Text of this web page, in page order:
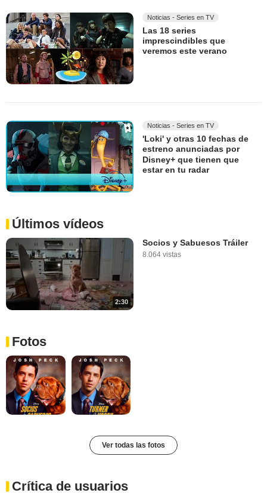
Noticias - Series en TV
Las 18 series
imprescindibles que
veremos este verano
Noticias - Series en TV
'Loki' y otras 10 fechas de
estreno anunciadas por
Disney+ que tienen que
estar en tu radar
Últimos vídeos
2:30
Socios y Sabuesos Tráiler
8.064 vistas
Fotos
Ver todas las fotos
Crítica de usuarios